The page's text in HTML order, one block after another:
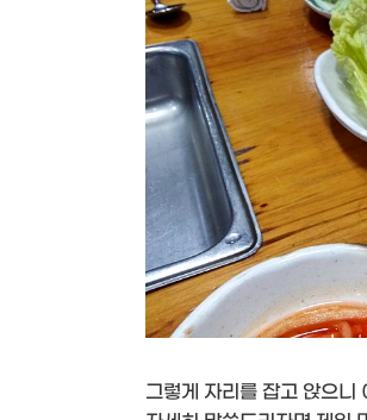
그렇게 자리를 잡고 앉으니